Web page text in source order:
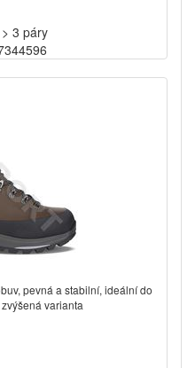
3 páry
pevná a stabilní, ideální do
varianta